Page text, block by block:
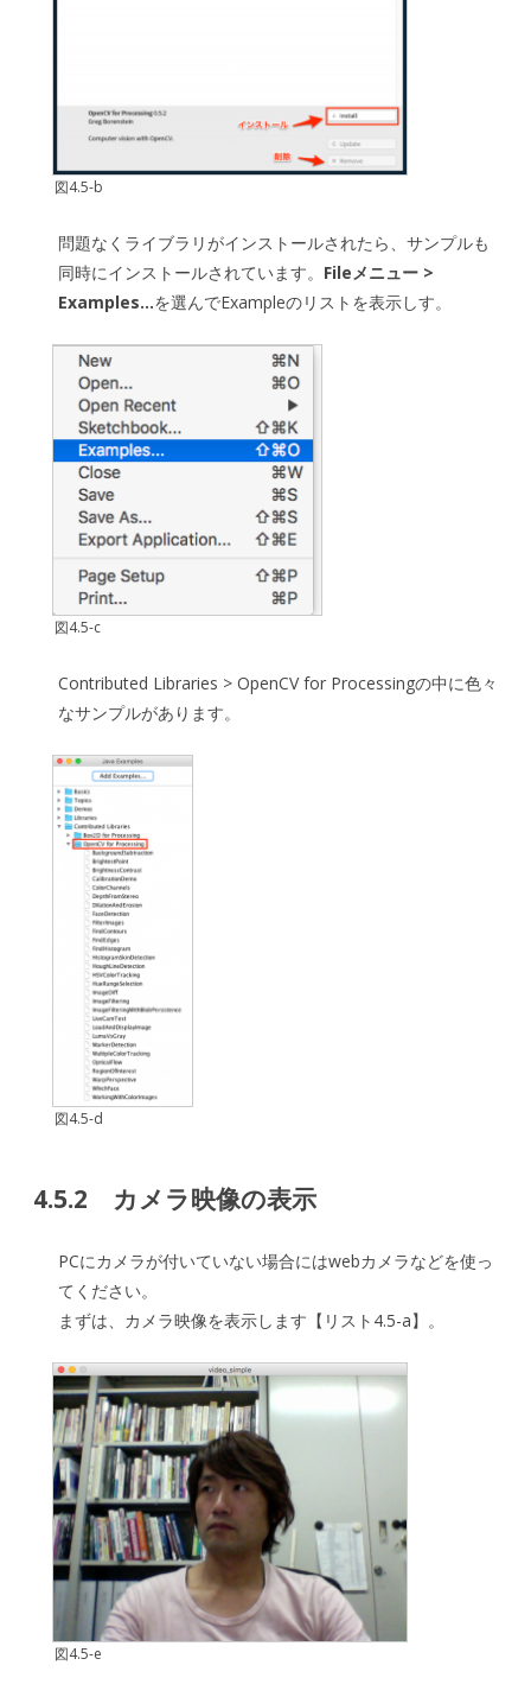
図4.5-b
問題なくライブラリがインストールされたら、サンプルも
同時にインストールされています。 Fileメニュー >
Examples…を選んでExampleのリストを表示しす。
図4.5-c
Contributed Libraries > OpenCV for Processingの中に色々
なサンプルがあります。
図4.5-d
4.5.2 カメラ映像の表示
PCにカメラが付いていない場合にはwebカメラなどを使っ
てください。
まずは、カメラ映像を表示します【リスト4.5-a】。
図4.5-e